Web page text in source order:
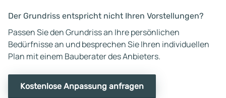
Der Grundriss entspricht nicht Ihren Vorstellungen?
Passen Sie den Grundriss an Ihre persönlichen
Bedürfnisse an und besprechen Sie Ihren individuellen
Plan mit einem Bauberater des Anbieters.
Kostenlose Anpassung anfragen